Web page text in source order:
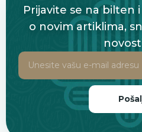
Prijavite se na bilten
o novim artiklima,